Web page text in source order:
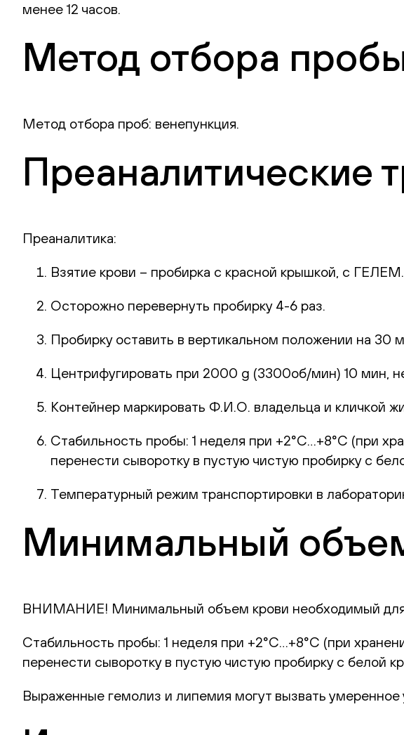
менее 12 часов.
Метод отбора
Метод отбора проб: венепункция.
Преаналитические
Преаналитика:
Взятие крови – пробирка с красной крышкой, с ГЕЛЕМ.
Осторожно перевернуть пробирку 4-6 раз.
Пробирку оставить в вертикальном положении на 30
Центрифугировать при 2000 g (3300об/мин) 10 мин,
Контейнер маркировать Ф.И.О. владельца и кличкой
Стабильность пробы: 1 неделя при +2°С…+8°С (при
перенести сыворотку в пустую чистую пробирку с
Температурный режим транспортировки в
Минимальный
ВНИМАНИЕ! Минимальный объем крови необходимый для
Стабильность пробы: 1 неделя при +2°С…+8°С (при
перенести сыворотку в пустую чистую пробирку с белой
Выраженные гемолиз и липемия могут вызвать